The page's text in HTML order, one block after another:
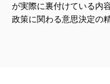
が実際に裏付けている内
政策に関わる意思決定の